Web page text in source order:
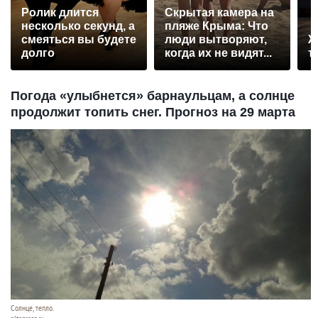
Ролик длится
несколько секунд, а
смеяться вы будете
долго
Скрытая камера на
пляже Крыма: Что
люди вытворяют,
когда их не видят...
Погода «улыбнется» барнаульцам, а солнце
продолжит топить снег. Прогноз на 29 марта
Солнце, тепло.